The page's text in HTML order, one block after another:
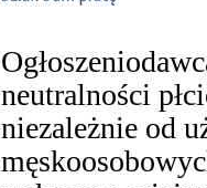
neutralności
niezależnie od